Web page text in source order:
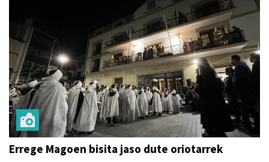
Errege Magoen bisita jaso dute oriotarrek